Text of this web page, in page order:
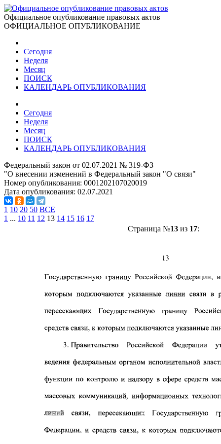
Официальное опубликование правовых актов
ОФИЦИАЛЬНОЕ ОПУБЛИКОВАНИЕ
Сегодня
Неделя
Месяц
ПОИСК
КАЛЕНДАРЬ ОПУБЛИКОВАНИЯ
Сегодня
Неделя
Месяц
ПОИСК
КАЛЕНДАРЬ ОПУБЛИКОВАНИЯ
Федеральный закон от 02.07.2021 № 319-ФЗ
"О внесении изменений в Федеральный закон "О связи"
Номер опубликования: 0001202107020019
Дата опубликования: 02.07.2021
1 10 20 50 ВСЕ
1 ... 10 11 12 13 14 15 16 17
Страница №13из 17: